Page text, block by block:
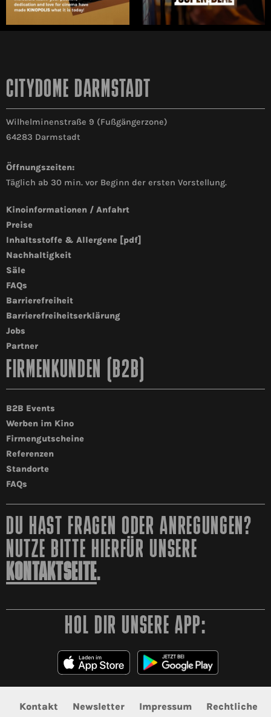
CITYDOME DARMSTADT
Wilhelminenstraße 9 (Fußgängerzone)
64283 Darmstadt
Öffnungszeiten:
Täglich ab 30 min. vor Beginn der ersten Vorstellung.
Kinoinformationen / Anfahrt
Preise
Inhaltsstoffe & Allergene [pdf]
Nachhaltigkeit
Säle
FAQs
Barrierefreiheit
Barrierefreiheitserklärung
Jobs
Partner
FIRMENKUNDEN (B2B)
B2B Events
Werben im Kino
Firmengutscheine
Referenzen
Standorte
FAQs
DU HAST FRAGEN ODER ANREGUNGEN?
NUTZE BITTE HIERFÜR UNSERE
KONTAKTSEITE.
HOL DIR UNSERE APP:
Kontakt Newsletter Impressum
Rechtliche